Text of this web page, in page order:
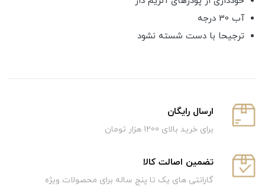
آب 30 درجه
ترجیحا با دست شسته نشود
ارسال رایگان
برای خرید بالای 1200 هزار تومان
تضمین اصالت کالا
گارانتی های یک تا پنج ساله برای محصولات ویژه